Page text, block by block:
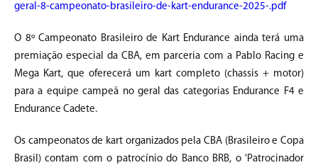
geral-8-campeonato-brasileiro-de-kart-endurance-2025-.pdf
O 8º Campeonato Brasileiro de Kart Endurance ainda terá uma
premiação especial da CBA, em parceria com a Pablo Racing e
Mega Kart, que oferecerá um kart completo (chassis + motor)
para a equipe campeã no geral das categorias Endurance F4 e
Endurance Cadete.
Os campeonatos de kart organizados pela CBA (Brasileiro e Copa
Brasil) contam com o patrocínio do Banco BRB, o 'Patrocinador